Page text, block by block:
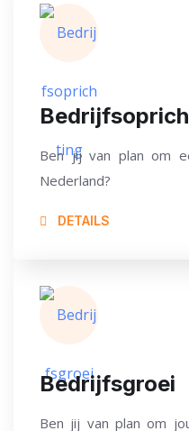
Ben jij van plan om
Nederland?
DETAILS
Bedrijfsgroei
Ben jij van plan om